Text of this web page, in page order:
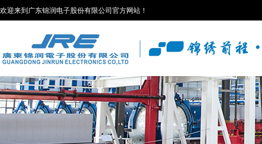
欢迎来到广东锦润电子股份有限公司官方网站！